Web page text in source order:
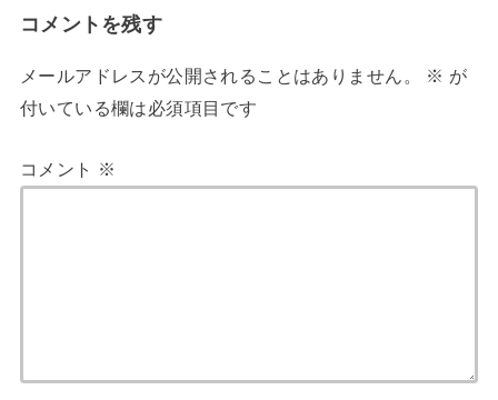
コメントを残す
メールアドレスが公開されることはありません。 ※ が
付いている欄は必須項目です
コメント ※